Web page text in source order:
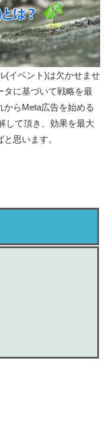
(イベント)は欠かせませ
タに基づいて戦略を最
らMeta広告を始める
して頂き、効果を最大
思います。